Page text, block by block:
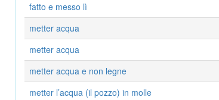
fatto e messo lì
metter acqua
metter acqua
metter acqua e non legne
metter l’acqua (il pozzo) in molle